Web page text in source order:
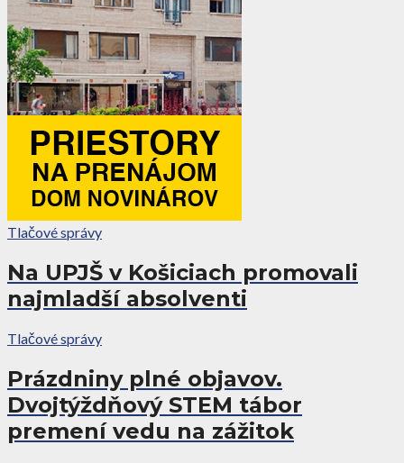
Tlačové správy
Na UPJŠ v Košiciach promovali
najmladší absolventi
Tlačové správy
Prázdniny plné objavov.
Dvojtýždňový STEM tábor
premení vedu na zážitok